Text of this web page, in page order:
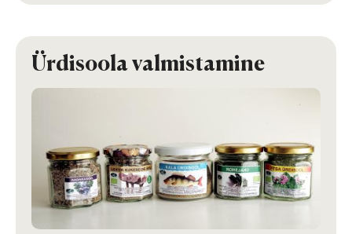
Ürdisoola valmistamine